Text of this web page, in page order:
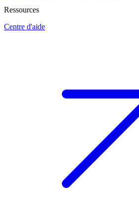
Ressources
Centre d'aide